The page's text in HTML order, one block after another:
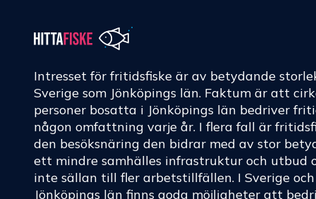
Intresset för fritidsfiske är av betydande
Sverige som Jönköpings län. Faktum är att
personer bosatta i Jönköpings län bedriver
någon omfattning varje år. I flera fall är
den besöksnäring den bidrar med av stor
ett mindre samhälles infrastruktur och utbud
inte sällan till fler arbetstillfällen. I Sverige
Jönköpings län finns goda möjligheter att